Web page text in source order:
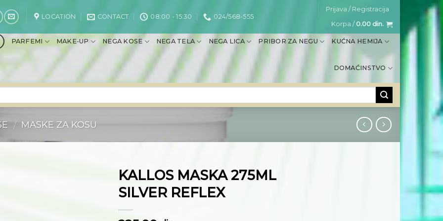
LOCATION CONTACT 08:00 - 15:30 024/568-555
Prijava / Registracija
Korpa /0.00 din.
PARFEMI MAKE-UP NEGA KOSE NEGA TELA NEGA LICA PRIBOR ZA NEGU KUĆNA HEMIJA
DOMAĆINSTVO
/ MASKE ZA KOSU
KALLOS MASKA 275ML
SILVER REFLEX